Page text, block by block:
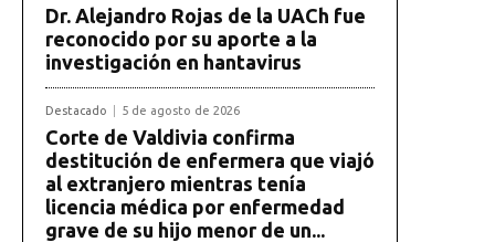
Dr. Alejandro Rojas de la UACh fue
reconocido por su aporte a la
investigación en hantavirus
Destacado 5 de agosto de 2026
Corte de Valdivia confirma
destitución de enfermera que viajó
al extranjero mientras tenía
licencia médica por enfermedad
grave de su hijo menor de un...